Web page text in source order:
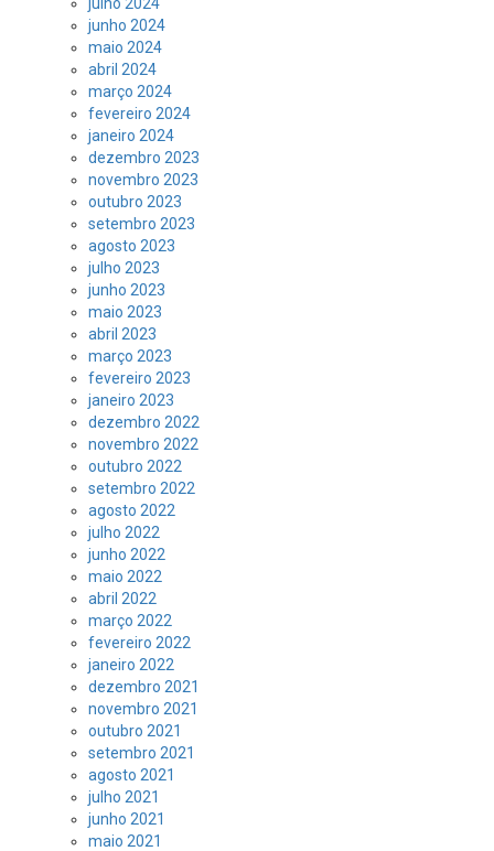
junho 2024
maio 2024
abril 2024
março 2024
fevereiro 2024
janeiro 2024
dezembro 2023
novembro 2023
outubro 2023
setembro 2023
agosto 2023
julho 2023
junho 2023
maio 2023
abril 2023
março 2023
fevereiro 2023
janeiro 2023
dezembro 2022
novembro 2022
outubro 2022
setembro 2022
agosto 2022
julho 2022
junho 2022
maio 2022
abril 2022
março 2022
fevereiro 2022
janeiro 2022
dezembro 2021
novembro 2021
outubro 2021
setembro 2021
agosto 2021
julho 2021
junho 2021
maio 2021